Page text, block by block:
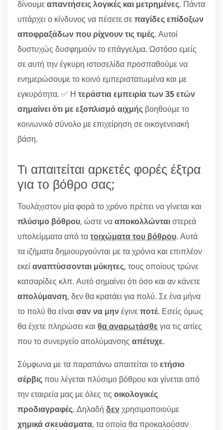
δίνουμεαπαντήσεις λογικές και μετρημένες. Πάντα
υπάρχει ο κίνδυνος να πέσετε σεπαγίδες επίδοξων
αποφραξάδων που ρίχνουν τις τιμές. Αυτοί
δυστυχώς δυσφημούν το επάγγελμα. Ωστόσο εμείς
σε αυτή την έγκυρη ιστοσελίδα προσπαθούμε να
ενημερώσουμε το κοινό εμπεριστατωμένα και με
εγκυρότητα. ✅ Η τεράστια εμπειρία των 35 ετών
σημαίνει ότι με εξοπλισμό αιχμής βοηθούμε το
κοινωνικό σύνολο με επιχείρηση σε οικογενειακή
βάση.
Τι απαιτείται αρκετές φορές έξτρα
για το βόθρο σας;
Τουλάχιστον μία φορά το χρόνο πρέπει να γίνεται και
πλύσιμο βόθρου, ώστε νααποκολλώνταιστερεά
υπολείμματα από τατοιχώματα του βόθρου. Αυτά
τα ιζήματα δημιουργούνται με τα χρόνια και επιπλέον
εκείαναπτύσσονται μύκητες, τους οποίους τρώνε
κατσαρίδες κλπ. Αυτό σημαίνει ότι όσο και αν κάνετε
απολύμανση, δεν θα κρατάει για πολύ. Σε ένα μήνα
το πολύ θα είναι σαν να μηνέγινεποτέ. Εσείς όμως
θα έχετε πληρώσει και θα αναρωτάσθε για τις αιτίες
που το συνεργείο απολύμανσης απέτυχε.
Σύμφωνα με τα παραπάνω απαιτείται τοετήσιο
σέρβιςπου λέγεται πλύσιμο βόθρου και γίνεται από
την εταιρεία μας με όλες τις οικολογικές
προδιαγραφές. Δηλαδή δενχρησιμοποιούμε
χημικά σκευάσματα, τα οποία θα προκαλούσαν